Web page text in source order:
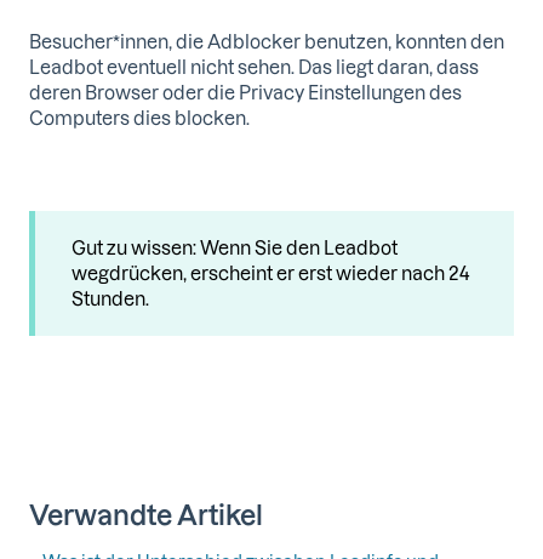
Besucher*innen, die Adblocker benutzen, konnten den
Leadbot eventuell nicht sehen. Das liegt daran, dass
deren Browser oder die Privacy Einstellungen des
Computers dies blocken.
Gut zu wissen: Wenn Sie den Leadbot
wegdrücken, erscheint er erst wieder nach 24
Stunden.
Verwandte Artikel